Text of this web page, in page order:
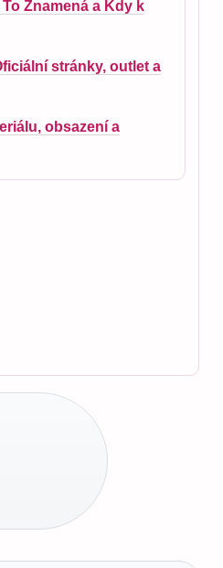
Znamená a Kdy k
stránky, outlet a
obsazení a